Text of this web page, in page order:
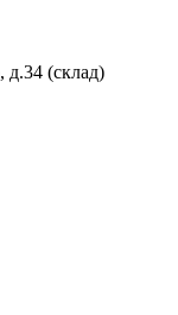
д.34 (склад)